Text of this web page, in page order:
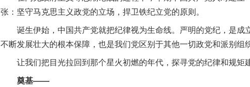
张：坚守马克思主义政党的立场，捍卫铁纪立党的原则。
诞生伊始，中国共产党就把纪律视为生命线。严明的党纪，是成
不断发展壮大的根本保障，也是我们党区别于其他一切政党和派别组
让我们把目光拉回到那个星火初燃的年代，探寻党的纪律和规
奠基——